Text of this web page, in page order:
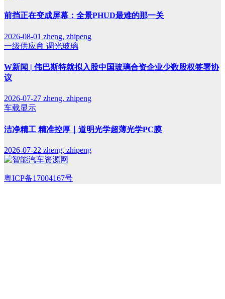
前挡正在变成屏幕：全景PHUD最难的那一关
2026-08-01 zheng, zhipeng
一级供应商 调光玻璃
W新闻 | 伟巴斯特就拟入股中国玻璃合资企业少数股权签署协
议
2026-07-27 zheng, zhipeng
车载显示
洁净精工 精准控厚｜道明光学超薄光学PC膜
2026-07-22 zheng, zhipeng
粤ICP备17004167号